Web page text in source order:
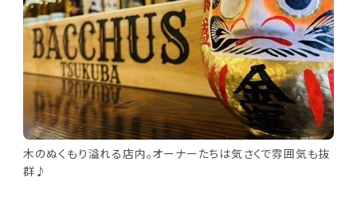
木のぬくもり溢れる店内。オーナーたちは気さくで雰囲気も抜
群♪